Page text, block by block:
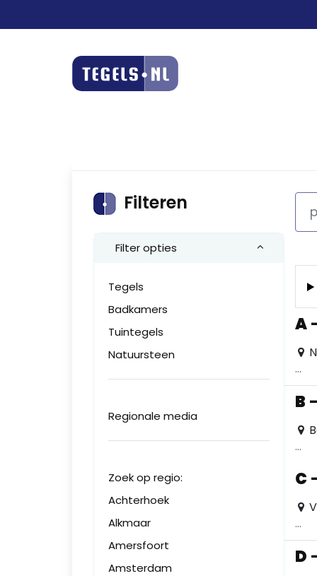
A
...
B
...
C
...
D
Filteren
Filter opties
Tegels
Badkamers
Tuintegels
Natuursteen
Regionale media
Zoek op regio:
Achterhoek
Alkmaar
Amersfoort
Amsterdam